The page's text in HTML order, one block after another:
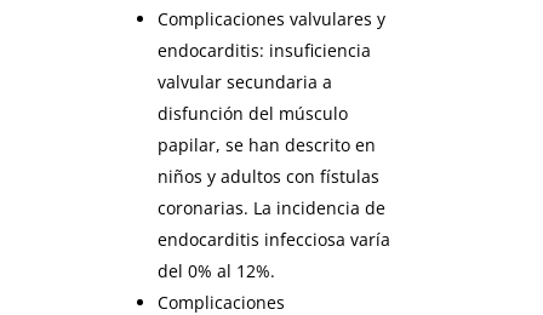
Complicaciones valvulares y
endocarditis: insuficiencia
valvular secundaria a
disfunción del músculo
papilar, se han descrito en
niños y adultos con fístulas
coronarias. La incidencia de
endocarditis infecciosa varía
del 0% al 12%.
Complicaciones